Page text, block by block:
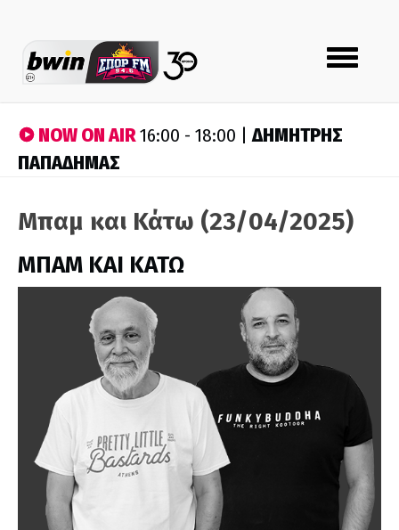
Toggle
navigation
NOW ON AIR16:00 - 18:00 |ΔΗΜΗΤΡΗΣ
ΠΑΠΑΔΗΜΑΣ
Μπαμ και Κάτω (23/04/2025)
ΜΠΑΜ ΚΑΙ ΚΑΤΩ